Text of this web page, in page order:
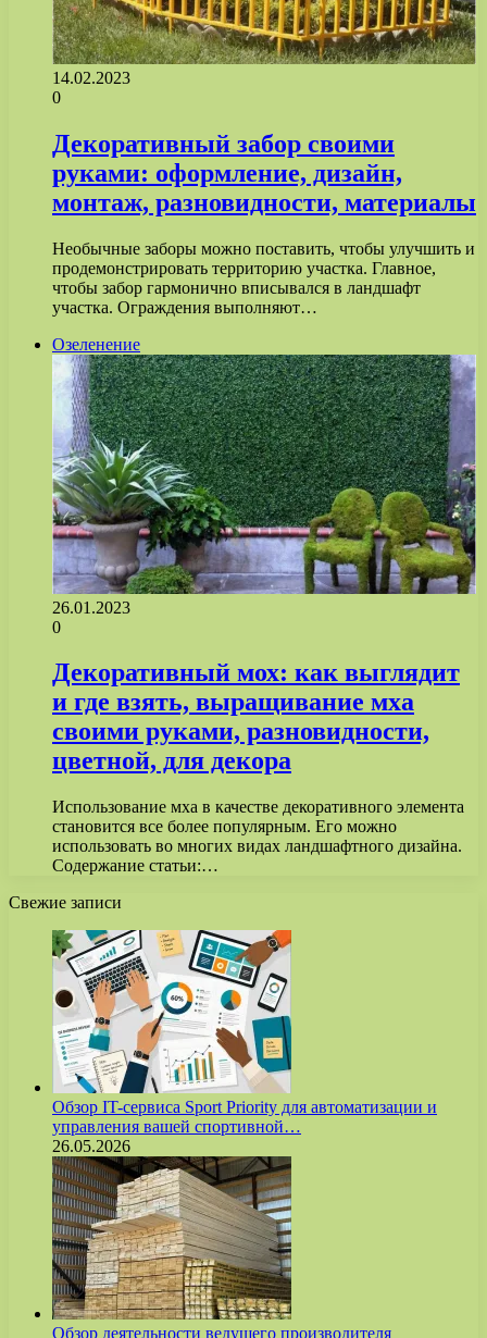
14.02.2023
0
Декоративный забор своими
руками: оформление, дизайн,
монтаж, разновидности, материалы
Необычные заборы можно поставить, чтобы улучшить и
продемонстрировать территорию участка. Главное,
чтобы забор гармонично вписывался в ландшафт
участка. Ограждения выполняют…
Озеленение
26.01.2023
0
Декоративный мох: как выглядит
и где взять, выращивание мха
своими руками, разновидности,
цветной, для декора
Использование мха в качестве декоративного элемента
становится все более популярным. Его можно
использовать во многих видах ландшафтного дизайна.
Содержание статьи:…
Свежие записи
Обзор IT-сервиса Sport Priority для автоматизации и
управления вашей спортивной…
26.05.2026
Обзор деятельности ведущего производителя